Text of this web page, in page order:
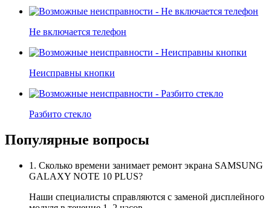
Не включается телефон
Неисправны кнопки
Разбито стекло
Популярные вопросы
1. Сколько времени занимает ремонт экрана SAMSUNG
GALAXY NOTE 10 PLUS?
Наши специалисты справляются с заменой дисплейного